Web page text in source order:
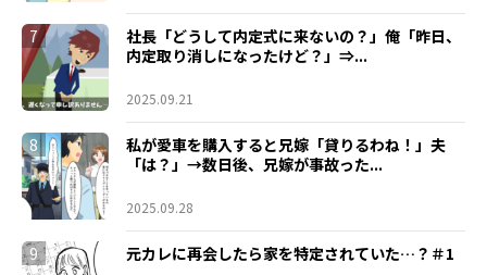
7
社長「どうして内定式に来ないの？」俺「昨日、
内定取り消しになったけど？」⇒...
2025.09.21
8
私が愛車を購入すると兄嫁「貸りるわね！」夫
「は？」→数日後、兄嫁が事故った...
2025.09.28
9 元カレに再会したら家を特定されていた…？＃1